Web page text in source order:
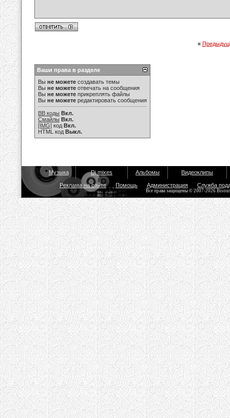
«
Ваши права в разделе
Вы не можете создавать темы
Вы не можете отвечать на сообщения
Вы не можете прикреплять файлы
Вы не можете редактировать сообщения
BB коды Вкл.
Смайлы Вкл.
[IMG] код Вкл.
HTML код Выкл.
Музыка Dj mixes Альбомы Видеоклипы
Реклама на сайте Помощь Администрация Служба
Все права защищены © 2007-2026